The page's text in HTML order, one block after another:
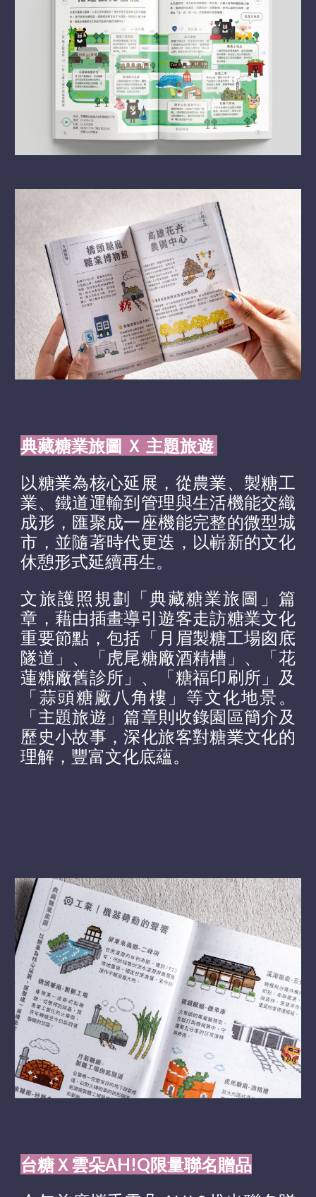
典藏糖業旅圖 Ｘ 主題旅遊
以糖業為核心延展，從農業、製糖工
業、鐵道運輸到管理與生活機能交織
成形 ， 匯聚成一座機能完整的微型城
市， 並隨著時代更迭，以嶄新的文化
休憩形式延續再生。
文旅護照規劃「典藏糖業旅圖」篇
章，藉由插畫導引遊客走訪糖業文化
重要節點，包括「月眉製糖工場囪底
隧道」、「虎尾糖廠酒精槽」、「花
蓮糖廠舊診所」、「糖福印刷所」及
「蒜頭糖廠八角樓」等文化地景。
「主題旅遊 」 篇章則收錄園區簡介及
歷史小故事，深化旅客對糖業文化的
理解，豐富文化底蘊。
台糖Ｘ雲朵AH!Q限量聯名贈品